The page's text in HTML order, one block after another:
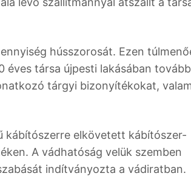
hússzorosát. Ezen
éves társa újpesti lakásában
tárgyi bizonyítékokat,
kábítószerre elkövetett kábítószer-
A vádhatóság velük szemben
indítványozta a vádiratban.